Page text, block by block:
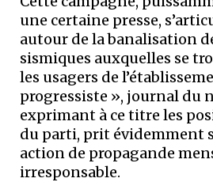
une certaine presse,
autour de la banalisation
sismiques auxquelles se
les usagers de
progressiste », journal du
exprimant à ce titre les
du parti, prit évidemment
action de propagande
irresponsable.